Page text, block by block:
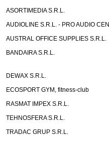
ASORTIMEDIA S.R.L.
AUDIOLINE S.R.L. - PRO AUDIO
AUSTRAL OFFICE SUPPLIES S.R.L.
BANDAIRA S.R.L.
DEWAX S.R.L.
ECOSPORT GYM, fitness-club
RASMAT IMPEX S.R.L.
TEHNOSFERA S.R.L.
TRADAC GRUP S.R.L.